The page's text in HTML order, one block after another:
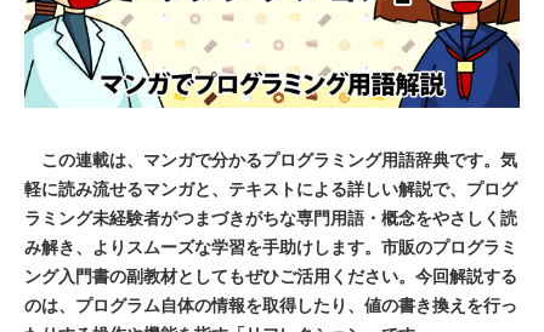
この連載は、マンガで分かるプログラミング用語辞典です。気
軽に読み流せるマンガと、テキストによる詳しい解説で、プログ
ラミング未経験者がつまづきがちな専門用語・概念をやさしく読
み解き、よりスムーズな学習を手助けします。市販のプログラミ
ング入門書の副教材としてもぜひご活用ください。今回解説する
のは、プログラム自体の情報を取得したり、値の書き換えを行っ